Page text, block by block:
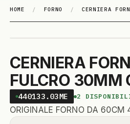
HOME / FORNO / CERNIERA
CERNIERA
FULCRO 30MM
440133.03ME 2
ORIGINALE FORNO DA 60CM